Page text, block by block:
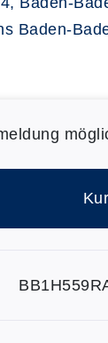
Baden-